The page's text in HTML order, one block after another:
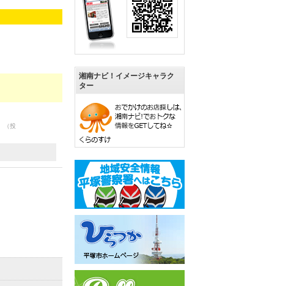
（投
湘南ナビ！イメージキャラク
ター